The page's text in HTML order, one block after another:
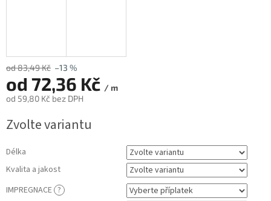
od 83,49 Kč –13 %
od 72,36 Kč / m
od 59,80 Kč bez DPH
cena:
Zvolte variantu
Délka
Kvalita a jakost
IMPREGNACE ?